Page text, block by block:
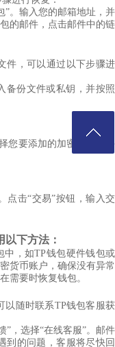
”。输入您的邮箱地址，并
的邮件，点击邮件中的链
件，可以通过以下步骤进
备份文件或私钥，并按照
您要添加的加密货币，并
点击“交易”按钮，输入交
下方法：
中，如TP钱包硬件钱包或
货币账户，确保没有异常
需要时恢复钱包。
以随时联系TP钱包客服获
”，选择“在线客服”。邮件
到的问题，客服将尽快回